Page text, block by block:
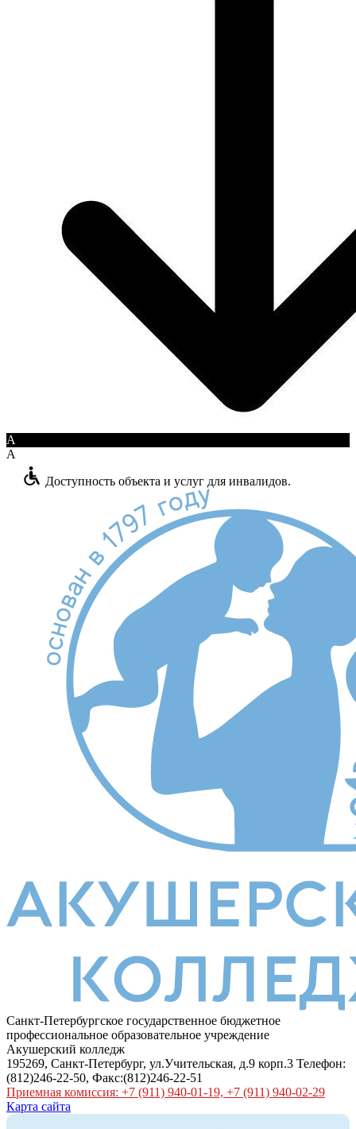
A
A
Доступность объекта и услуг для инвалидов.
Санкт-Петербургское государственное бюджетное
профессиональное образовательное учреждение
Акушерский колледж
195269, Санкт-Петербург, ул.Учительская, д.9 корп.3 Телефон:
(812)246-22-50, Факс:(812)246-22-51
Приемная комиссия: +7 (911) 940-01-19, +7 (911) 940-02-29
Карта сайта